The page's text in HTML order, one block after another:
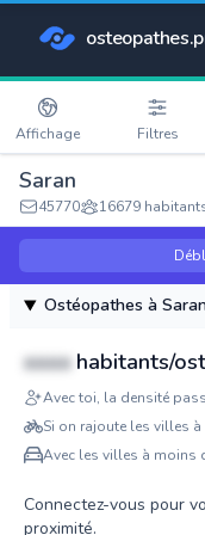
Affichage Filtres
Saran
45770 16679
Ostéopathes à
xxxx habitants/
Avec toi, la densité
Si on rajoute les villes
Avec les villes à moins
Connectez-vous pour
proximité.